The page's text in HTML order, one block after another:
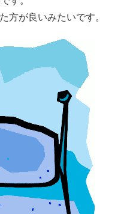
方が良いみたいです。